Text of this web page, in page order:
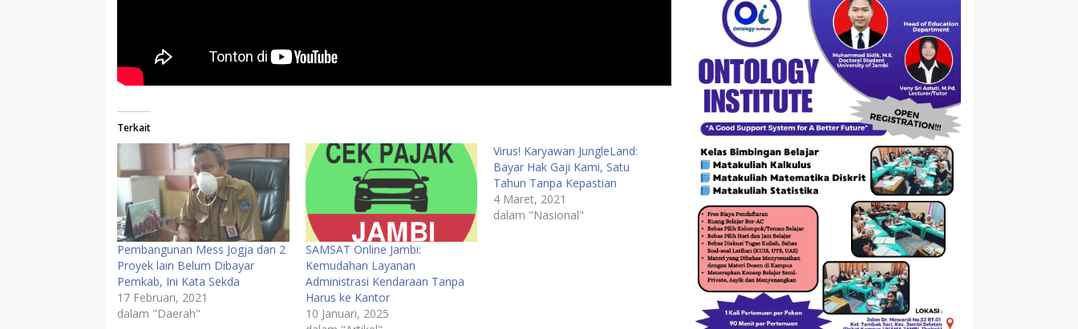
Terkait
Pembangunan Mess Jogja dan 2
Proyek lain Belum Dibayar
Pemkab, Ini Kata Sekda
17 Februari, 2021
dalam "Daerah"
SAMSAT Online Jambi:
Kemudahan Layanan
Administrasi Kendaraan Tanpa
Harus ke Kantor
10 Januari, 2025
Virus! Karyawan JungleLand:
Bayar Hak Gaji Kami, Satu
Tahun Tanpa Kepastian
4 Maret, 2021
dalam "Nasional"